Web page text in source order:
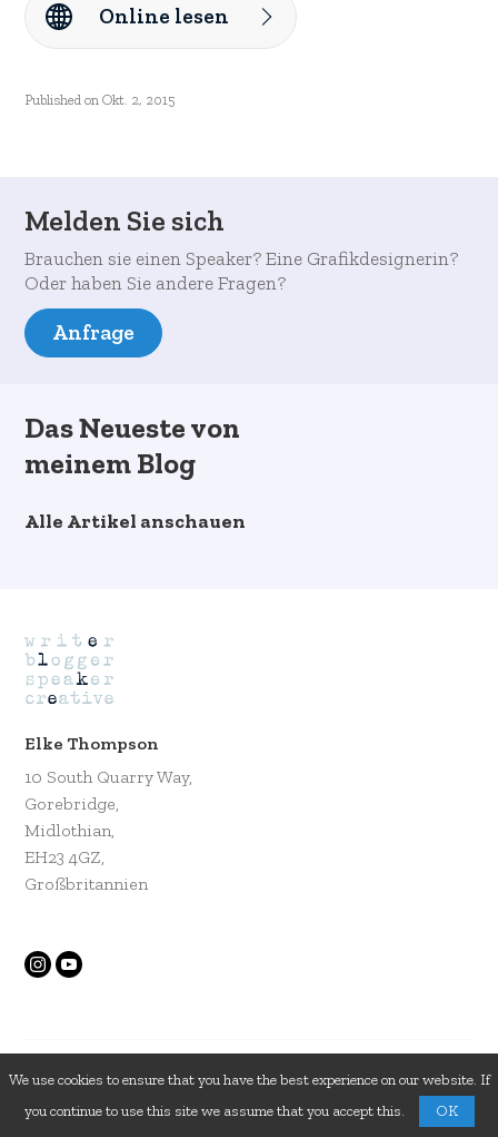
Online lesen
Published on Okt. 2, 2015
Melden Sie sich
Brauchen sie einen Speaker? Eine Grafikdesignerin?
Oder haben Sie andere Fragen?
Anfrage
Das Neueste von
meinem Blog
Alle Artikel anschauen
Elke Thompson
10 South Quarry Way,
Gorebridge,
Midlothian,
EH23 4GZ,
Großbritannien
We use cookies to ensure that you have the best experience on our website. If
you continue to use this site we assume that you accept this.
OK